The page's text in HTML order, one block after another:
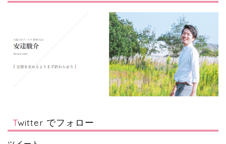
Twitter でフォロー